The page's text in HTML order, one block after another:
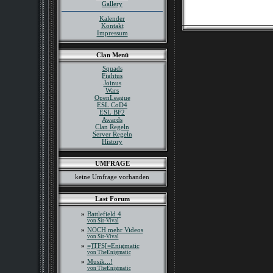
Gallery
Kalender
Kontakt
Impressum
Clan Menü
Squads
Fightus
Joinus
Wars
OpenLeague
ESL CoD4
ESL BF2
Awards
Clan Regeln
Server Regeln
History
UMFRAGE
keine Umfrage vorhanden
Last Forum
» Battlefield 4
von Sir-Vival
» NOCH mehr Videos
von Sir-Vival
» =]TFS[=Enigmatic
von TheEnigmatic
» Musik...!
von TheEnigmatic